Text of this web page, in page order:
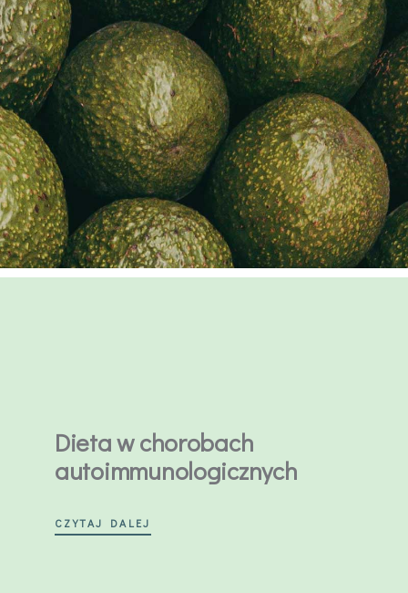
Dieta w chorobach
autoimmunologicznych
CZYTAJ DALEJ